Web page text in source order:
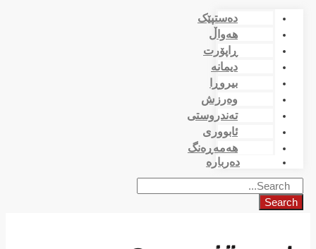
دەستپێک
هەواڵ
ڕاپۆرت
دیمانە
بیروڕا
وەرزش
تەندروستی
ئابووری
هەمەڕەنگ
دەربارە
Search